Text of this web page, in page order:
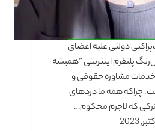
دولتی علیه اعضای
پلتفرم اینترنتی ”همیشه
خدمات مشاوره حقوقی و
چراکه همه ما دردهای
که لاجرم محکوم…